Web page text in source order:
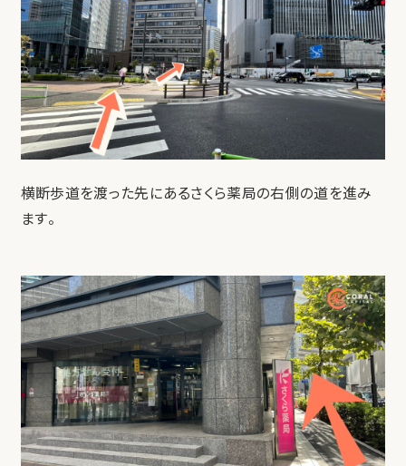
横断歩道を渡った先にあるさくら薬局の右側の道を進み
ます。